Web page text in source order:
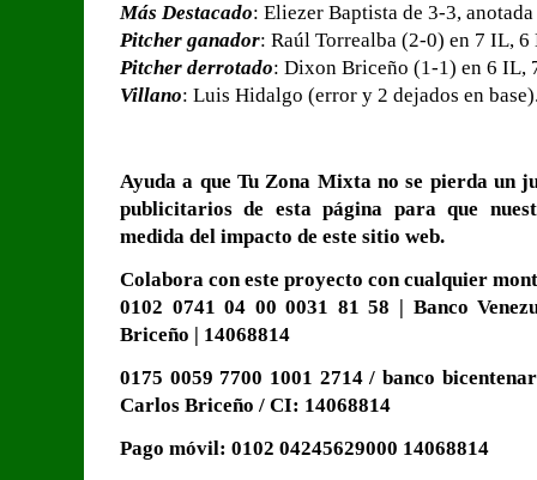
Más Destacado: Eliezer Baptista de 3-3,
Pitcher ganador: Raúl Torrealba (2-0) en 7 IL, 6
Pitcher derrotado: Dixon Briceño (1-1) en 6 IL,
Villano: Luis Hidalgo (error y 2 dejados en
Ayuda a que Tu Zona Mixta no se pierda un
publicitarios de esta página para que
medida del impacto de este sitio web.
Colabora con este proyecto con cualquier
0102 0741 04 00 0031 81 58 | Banco
Briceño | 14068814
0175 0059 7700 1001 2714 / banco
Carlos Briceño / CI: 14068814
Pago móvil: 0102 04245629000 14068814